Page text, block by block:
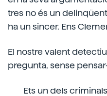
tres no és un
ha un sincer. Ens
El nostre valent
pregunta, sense
Ets un dels